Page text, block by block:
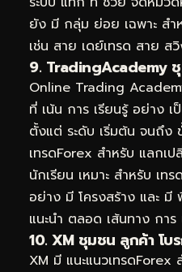
ยัง มี กลุ่ม ย่อย เฉพาะ สำ
เช่น สาย เดย์เทรด สาย ส
9. TradingAcademy
Online Trading
ที่ เน้น การ เรียนรู้ อย่าง เ
ตั้งแต่ ระดับ เริ่มต้น จนถึง
เทรดForex สำหรับ แลกเป
นักเรียน เหมาะ สำหรับ เท
อย่าง มี โครงสร้าง และ
แนะนำ ตลอด เส้นทาง การ
10. XM ชุมชน ลูกค้า โบ
XM มี แนะแนวเทรด